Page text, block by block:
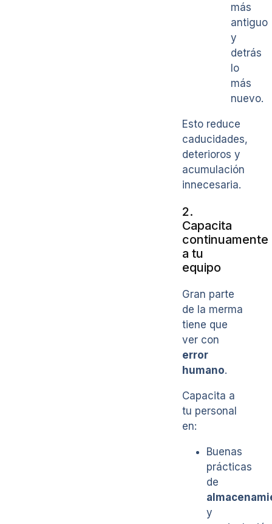
más
antiguo
y
detrás
lo
más
nuevo.
Esto reduce
caducidades,
deterioros y
acumulación
innecesaria.
2.
Capacita
continuamente
a tu
equipo
Gran parte
de la merma
tiene que
ver con
error
humano.
Capacita a
tu personal
en:
Buenas
prácticas
de
y